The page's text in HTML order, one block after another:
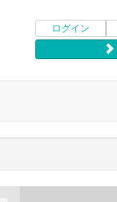
ログイン